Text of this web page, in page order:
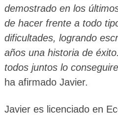
demostrado en los
de hacer frente a todo
dificultades, logrando
años una historia de
todos juntos lo
ha afirmado Javier.
Javier es licenciado en